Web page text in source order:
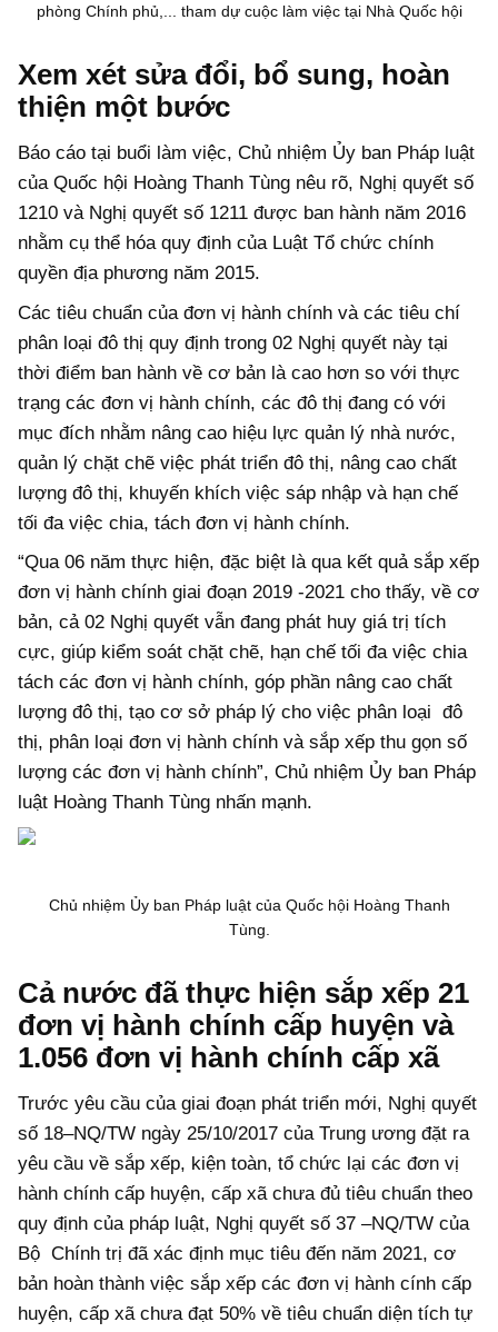
phòng Chính phủ,... tham dự cuộc làm việc tại Nhà Quốc hội
Xem xét sửa đổi, bổ sung, hoàn
thiện một bước
Báo cáo tại buổi làm việc, Chủ nhiệm Ủy ban Pháp luật
của Quốc hội Hoàng Thanh Tùng nêu rõ, Nghị quyết số
1210 và Nghị quyết số 1211 được ban hành năm 2016
nhằm cụ thể hóa quy định của Luật Tổ chức chính
quyền địa phương năm 2015.
Các tiêu chuẩn của đơn vị hành chính và các tiêu chí
phân loại đô thị quy định trong 02 Nghị quyết này tại
thời điểm ban hành về cơ bản là cao hơn so với thực
trạng các đơn vị hành chính, các đô thị đang có với
mục đích nhằm nâng cao hiệu lực quản lý nhà nước,
quản lý chặt chẽ việc phát triển đô thị, nâng cao chất
lượng đô thị, khuyến khích việc sáp nhập và hạn chế
tối đa việc chia, tách đơn vị hành chính.
“Qua 06 năm thực hiện, đặc biệt là qua kết quả sắp xếp
đơn vị hành chính giai đoạn 2019 -2021 cho thấy, về cơ
bản, cả 02 Nghị quyết vẫn đang phát huy giá trị tích
cực, giúp kiểm soát chặt chẽ, hạn chế tối đa việc chia
tách các đơn vị hành chính, góp phần nâng cao chất
lượng đô thị, tạo cơ sở pháp lý cho việc phân loại đô
thị, phân loại đơn vị hành chính và sắp xếp thu gọn số
lượng các đơn vị hành chính”, Chủ nhiệm Ủy ban Pháp
luật Hoàng Thanh Tùng nhấn mạnh.
Chủ nhiệm Ủy ban Pháp luật của Quốc hội Hoàng Thanh
Tùng.
Cả nước đã thực hiện sắp xếp 21
đơn vị hành chính cấp huyện và
1.056 đơn vị hành chính cấp xã
Trước yêu cầu của giai đoạn phát triển mới, Nghị quyết
số 18–NQ/TW ngày 25/10/2017 của Trung ương đặt ra
yêu cầu về sắp xếp, kiện toàn, tổ chức lại các đơn vị
hành chính cấp huyện, cấp xã chưa đủ tiêu chuẩn theo
quy định của pháp luật, Nghị quyết số 37 –NQ/TW của
Bộ Chính trị đã xác định mục tiêu đến năm 2021, cơ
bản hoàn thành việc sắp xếp các đơn vị hành cính cấp
huyện, cấp xã chưa đạt 50% về tiêu chuẩn diện tích tự